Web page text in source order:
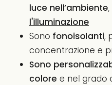
luce nell’ambiente
l'illuminazione
Sono fonoisolanti,
concentrazione e
Sono
colore e nel grado